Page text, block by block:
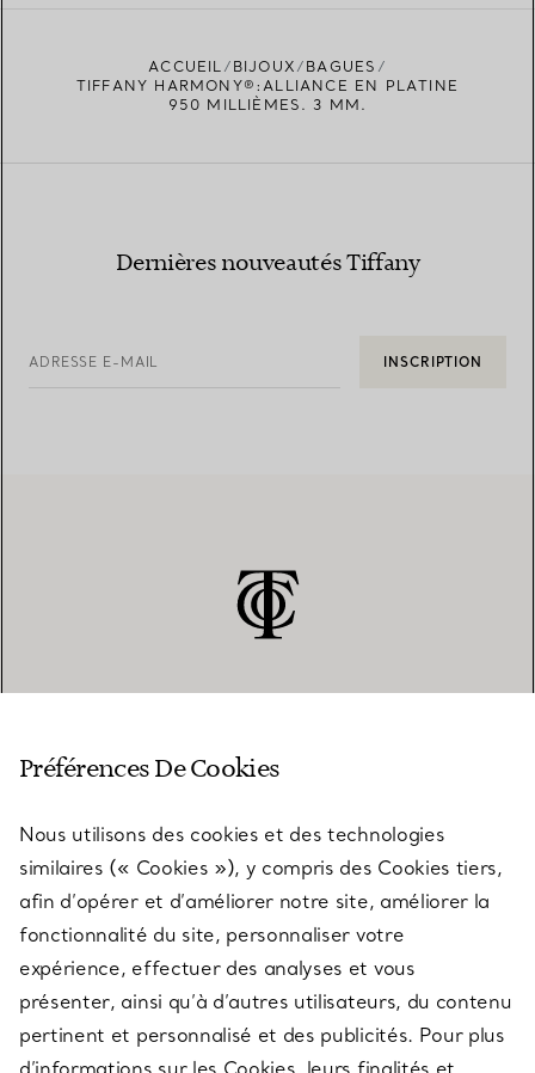
TROUVEZ LA BOUTIQUE LA PLUS PROCHE
ACCUEIL BIJOUX
BAGUES
TIFFANY HARMONY®:ALLIANCE EN PLATINE
950 MILLIÈMES. 3 MM.
Dernières nouveautés Tiffany
ADRESSE E-MAIL INSCRIPTION
SERVICES
À PROPOS
QUESTIONS LÉGALES
Préférences De Cookies
Nous utilisons des cookies et des technologies
similaires (« Cookies »), y compris des Cookies tiers,
afin d’opérer et d’améliorer notre site, améliorer la
fonctionnalité du site, personnaliser votre
expérience, effectuer des analyses et vous
présenter, ainsi qu’à d’autres utilisateurs, du contenu
pertinent et personnalisé et des publicités. Pour plus
d’informations sur les Cookies, leurs finalités et